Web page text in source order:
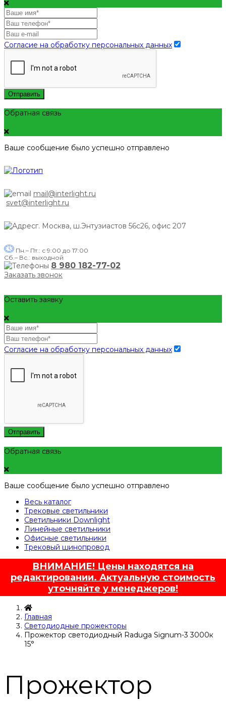
Согласие на обработку персональных данных
Отправить
Обратная связь
Ваше сообщение было успешно отправлено
mail@interlight.ru
svet@interlight.ru
г. Москва, ш.Энтузиастов 56с26, офис 207
Пн.– Пт.: с 9:00 до 17:00
Сб.– Вс.: выходной
8 980 182-77-02
Заказать звонок
Оставить заявку
Согласие на обработку персональных данных
Отправить
Обратная связь
Ваше сообщение было успешно отправлено
Весь каталог
Трековые светильники
Светильники Downlight
Линейные светильники
Офисные светильники
Трековый шинопровод
ВНИМАНИЕ! Цены находятся на
редактировании. Актуальную стоимость
уточняйте у менеджеров!
Главная
Светодиодные прожекторы
Прожектор светодиодный Raduga Signum-3 3000к
15°
Прожектор